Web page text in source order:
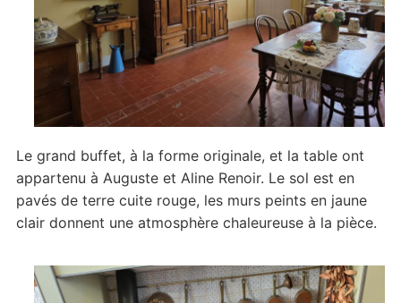
Le grand buffet, à la forme originale, et la table ont
appartenu à Auguste et Aline Renoir. Le sol est en
pavés de terre cuite rouge, les murs peints en jaune
clair donnent une atmosphère chaleureuse à la pièce.